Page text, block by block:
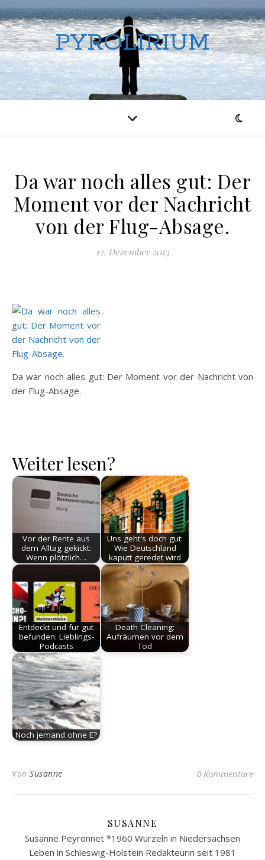
PYROLIRIUM
Da war noch alles gut: Der
Moment vor der Nachricht
von der Flug-Absage.
12. Dezember 2013
Da war noch alles gut: Der Moment vor der Nachricht von
der Flug-Absage.
Weiter lesen?
Vor der Rente aus
dem Alltag gekickt:
Wenn plötzlich…
Uns geht's doch gut:
Wie Deutschland
kaputt geredet wird
Entdeckt und für gut
befunden: Lieblings-
Podcasts
Death Cleaning:
Aufräumen vor dem
Tod
Noch jemand ohne E?
Von Susanne 0 Kommentare
SUSANNE
Susanne Peyronnet *1960 Wurzeln in Niedersachsen
Leben in Schleswig-Holstein Redakteurin seit 1981